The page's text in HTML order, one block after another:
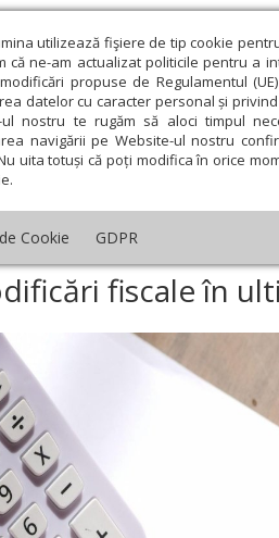
utilizează fişiere de tip cookie
că ne-am actualizat politicile pentru a
propuse de Regulamentul
datelor cu caracter personal și
ul nostru te rugăm să aloci timpul
navigării pe Website-ul nostru
uita totuși că poți modifica în orice
Cookie GDPR
Teologie și spiritualitate
Sănătate Analiză
socială Peste 500 de modificări
fiscale în
Februarie